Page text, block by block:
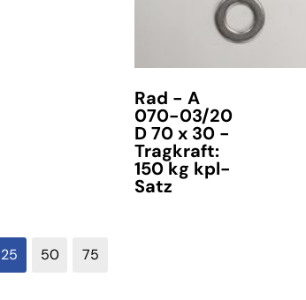
Rad - A
070-03/20
D 70 x 30 -
Tragkraft:
150 kg kpl-
Satz
25 50 75